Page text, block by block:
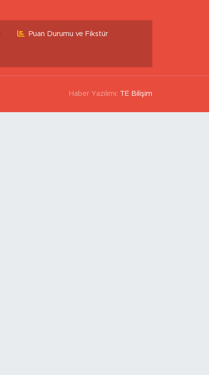
Puan Durumu ve Fikstür
Haber Yazılımı: TE Bilişim